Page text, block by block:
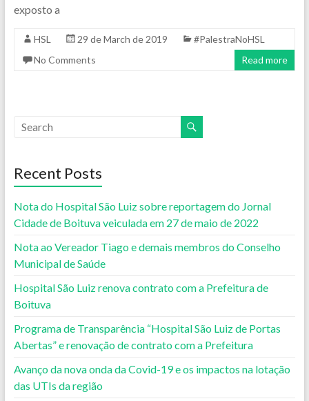
exposto a
HSL 29 de March de 2019
#PalestraNoHSL
No Comments
Read more
Recent Posts
Nota do Hospital São Luiz sobre reportagem do Jornal
Cidade de Boituva veiculada em 27 de maio de 2022
Nota ao Vereador Tiago e demais membros do Conselho
Municipal de Saúde
Hospital São Luiz renova contrato com a Prefeitura de
Boituva
Programa de Transparência “Hospital São Luiz de Portas
Abertas” e renovação de contrato com a Prefeitura
Avanço da nova onda da Covid-19 e os impactos na lotação
das UTIs da região